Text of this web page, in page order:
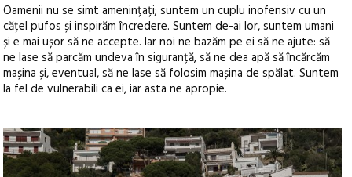
Oamenii nu se simt amenințați; suntem un cuplu inofensiv cu un
cățel pufos și inspirăm încredere. Suntem de-ai lor, suntem umani
și e mai ușor să ne accepte. Iar noi ne bazăm pe ei să ne ajute: să
ne lase să parcăm undeva în siguranță, să ne dea apă să încărcăm
mașina și, eventual, să ne lase să folosim mașina de spălat. Suntem
la fel de vulnerabili ca ei, iar asta ne apropie.